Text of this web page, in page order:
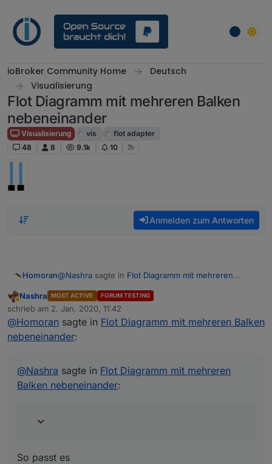
ioBroker Community Home
Deutsch
Visualisierung
Flot Diagramm mit mehreren Balken
nebeneinander
Visualisierung vis
flot adapter
48
8 9.1k 10
Anmelden zum Antworten
Homoran@Nashra sagte in Flot Diagramm mit mehreren
Damit lässt sich sicher vieles
anzeigen.
So passt es
Abwesend
Nashra MOST ACTIVE FORUM TESTING
schrieb am 2. Jan. 2020, 11:42
zuletzt editiert von
@Homoran sagte in Flot Diagramm mit mehreren Balken
nebeneinander:
@Nashra sagte in Flot Diagramm mit mehreren
Balken nebeneinander:
So passt es